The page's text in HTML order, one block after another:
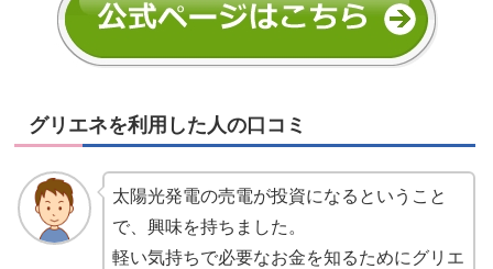
グリエネを利用した人の口コミ
太陽光発電の売電が投資になるということ
で、興味を持ちました。
軽い気持ちで必要なお金を知るためにグリエ